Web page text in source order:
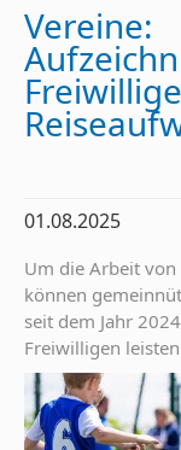
Vereine:
01.08.2025
Um die Arbeit
können
seit dem Jahr
Freiwilligen